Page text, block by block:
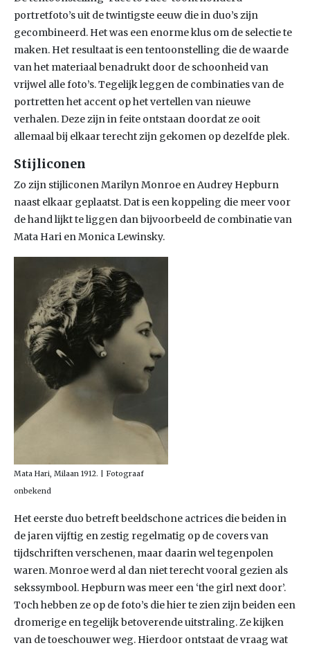
portretfoto’s uit de twintigste eeuw die in duo’s zijn
gecombineerd. Het was een enorme klus om de selectie te
maken. Het resultaat is een tentoonstelling die de waarde
van het materiaal benadrukt door de schoonheid van
vrijwel alle foto’s. Tegelijk leggen de combinaties van de
portretten het accent op het vertellen van nieuwe
verhalen. Deze zijn in feite ontstaan doordat ze ooit
allemaal bij elkaar terecht zijn gekomen op dezelfde plek.
Stijliconen
Zo zijn stijliconen Marilyn Monroe en Audrey Hepburn
naast elkaar geplaatst. Dat is een koppeling die meer voor
de hand lijkt te liggen dan bijvoorbeeld de combinatie van
Mata Hari en Monica Lewinsky.
Mata Hari, Milaan 1912. | Fotograaf
onbekend
Het eerste duo betreft beeldschone actrices die beiden in
de jaren vijftig en zestig regelmatig op de covers van
tijdschriften verschenen, maar daarin wel tegenpolen
waren. Monroe werd al dan niet terecht vooral gezien als
sekssymbool. Hepburn was meer een ‘the girl next door’.
Toch hebben ze op de foto’s die hier te zien zijn beiden een
dromerige en tegelijk betoverende uitstraling. Ze kijken
van de toeschouwer weg. Hierdoor ontstaat de vraag wat